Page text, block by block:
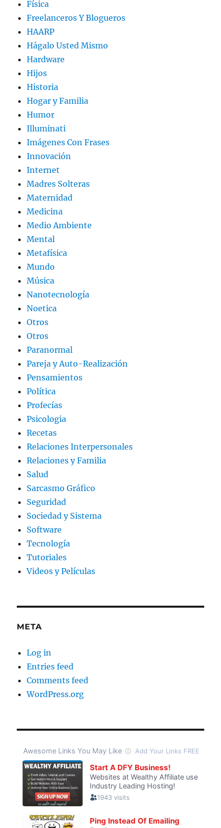
Física
Freelanceros Y Blogueros
HAARP
Hágalo Usted Mismo
Hardware
Hijos
Historia
Hogar y Familia
Humor
Illuminati
Imágenes Con Frases
Innovación
Internet
Madres Solteras
Maternidad
Medicina
Medio Ambiente
Mental
Metafísica
Mundo
Música
Nanotecnología
Noetica
Otros
Otros
Paranormal
Pareja y Auto-Realización
Pensamientos
Política
Profecías
Psicologia
Recetas
Relaciones Interpersonales
Relaciones y Familia
Salud
Sarcasmo Gráfico
Seguridad
Sociedad y Sistema
Software
Tecnología
Tutoriales
Videos y Películas
META
Log in
Entries feed
Comments feed
WordPress.org